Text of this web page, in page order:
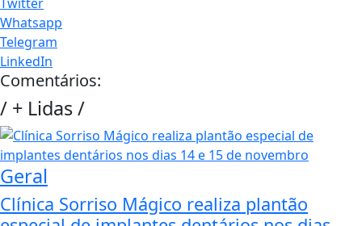
Whatsapp
Telegram
LinkedIn
Comentários:
/ + Lidas/
Geral
Clínica Sorriso Mágico realiza plantão